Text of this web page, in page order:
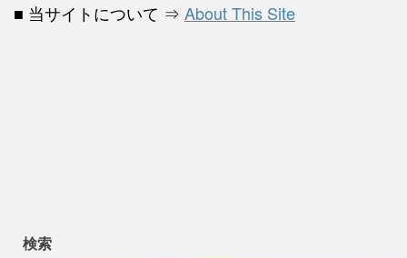
■ 当サイトについて ⇒ About This Site
検索